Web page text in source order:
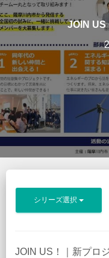
JOIN US
シリーズ選択
JOIN US！｜新プロ